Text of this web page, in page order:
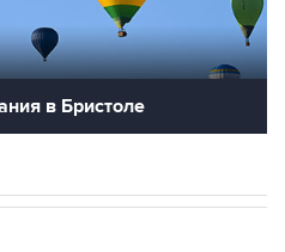
в Бристоле